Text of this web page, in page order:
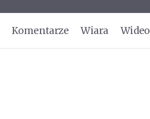
Komentarze Wiara Wideo